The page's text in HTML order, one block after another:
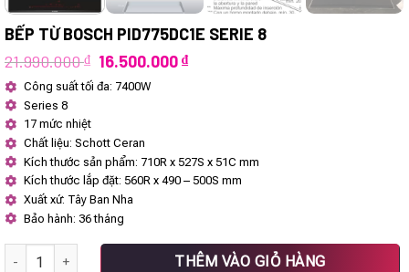
BẾP TỪ BOSCH PID775DC1E SERIE 8
21.990.000₫ Giá
gốc
là:
16.500.000₫Giá
Công suất tối đa: 7400W
Series 8
17 mức nhiệt
Chất liệu: Schott Ceran
Kích thước sản phẩm: 710R x 527S x 51C mm
Kích thước lắp đặt: 560R x 490 – 500S mm
Xuất xứ: Tây Ban Nha
Bảo hành: 36 tháng
Bếp từ Bosch PID775DC1E Serie 8 số lượng
THÊM VÀO GIỎ HÀNG